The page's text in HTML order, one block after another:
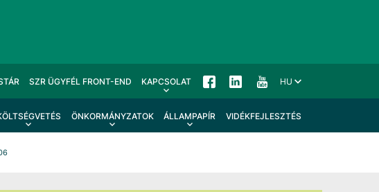
SZR ÜGYFÉL FRONT-END KAPCSOLAT HU
ÖNKORMÁNYZATOK ÁLLAMPAPÍR VIDÉKFEJLESZTÉS